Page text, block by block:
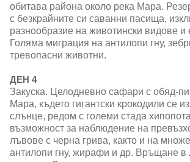
обитава района около река Мара.
с безкрайните си саванни пасища,
разнообразие на животински видове и
Голяма миграция на антилопи гну,
тревопасни животни.
ДЕН 4
Закуска. Целодневно сафари с обяд-
Мара, където гигантски крокодили се
слънце, редом с големи стада
възможност за наблюдение на
лъвове с черна грива, както и на
антилопи гну, жирафи и др. Връщане в